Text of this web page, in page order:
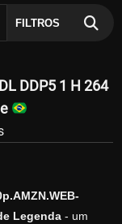
FILTROS
DDP5 1 H 264
Legenda - um